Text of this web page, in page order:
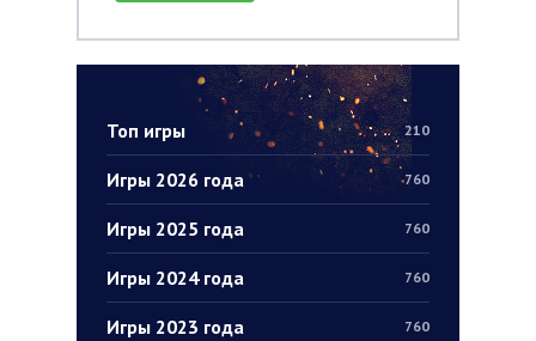
Топ игры 210
Игры 2026 года 760
Игры 2025 года 760
Игры 2024 года 760
Игры 2023 года 760